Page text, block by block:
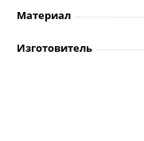
Материал
Изготовитель